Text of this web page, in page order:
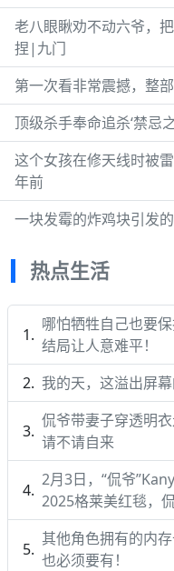
老八眼瞅劝不动六爷，
捏|九门
第一次看非常震撼，整
顶级杀手奉命追杀‘禁忌
这个女孩在修天线时被
年前
一块发霉的炸鸡块引发
热点生活
哪怕牺牲自己也要
结局让人意难平！
我的天，这溢出屏幕
侃爷带妻子穿透明
请不请自来
2月3日，“侃爷
2025格莱美红毯，
其他角色拥有的内
也必须要有！